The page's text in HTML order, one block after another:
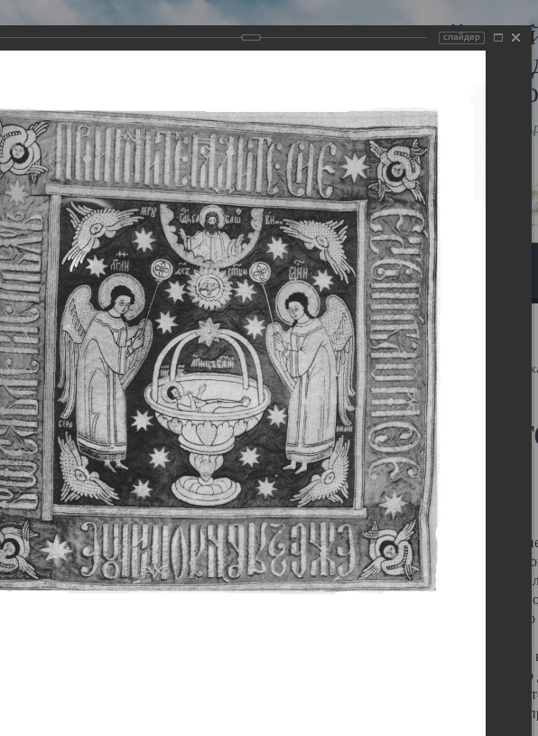
Виртуальный
Новомучеников и
Земли
Сайт создан по благословлению митрополита
и Холмогорского Даниила
Наследники Галерея Вопрос-ответ
Главная Галерея Храмы-мученики Архангельска Свято-Троицкий собор
Свято-Троицкий собор
Свято-Троицкий собор Архангельска
23.12.2015
Сегодня мы можем говорить, что Архангельск в большей мере, чем другие
пострадал от целенаправленных систематических разрушений, в результате
выдающихся памятников архитектуры. Больше всего по старому Архангельску
вызванная борьбой с религией, набравшая особую силу в конце 20 –х годов.
разрушение православного центра архангельской губернии - ансамбля
Возникнув в начале XVIII века в центре Архангельска, величественный
двухэтажный Троицкий собор, сразу превратился в зрительную и
XVIII веке по масштабам ему не было равных на Севере. Вплоть до разрушения
оставался самым высоким и значительным из городских строений Архангельска, по
слайдер